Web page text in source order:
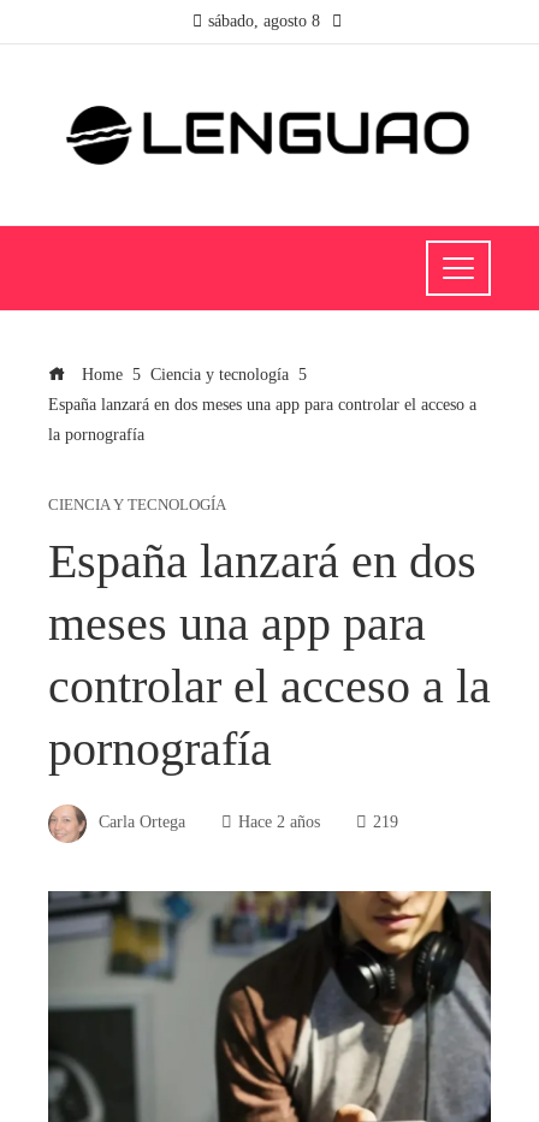
sábado, agosto 8
Home
Ciencia y tecnología
España lanzará en dos meses una app para controlar el acceso a
la pornografía
CIENCIA Y TECNOLOGÍA
España lanzará en dos
meses una app para
controlar el acceso a la
pornografía
Carla Ortega Hace 2 años 219